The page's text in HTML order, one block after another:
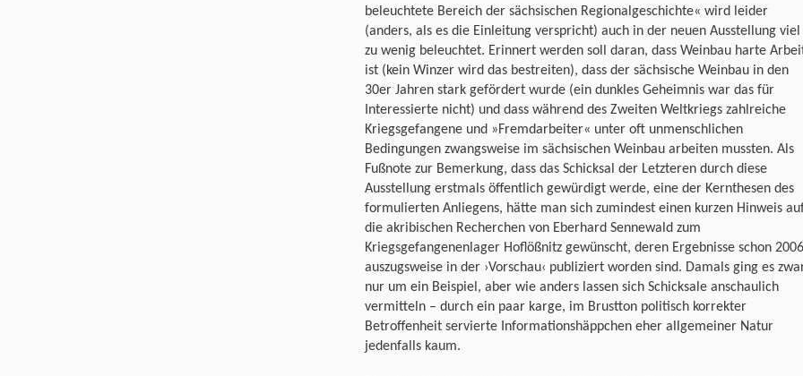
beleuchtete Bereich der sächsischen Regionalgeschichte« wird leider
(anders, als es die Einleitung verspricht) auch in der neuen Ausstellung viel
zu wenig beleuchtet. Erinnert werden soll daran, dass Weinbau harte
ist (kein Winzer wird das bestreiten), dass der sächsische Weinbau in den
30er Jahren stark gefördert wurde (ein dunkles Geheimnis war das für
Interessierte nicht) und dass während des Zweiten Weltkriegs zahlreiche
Kriegsgefangene und »Fremdarbeiter« unter oft unmenschlichen
Bedingungen zwangsweise im sächsischen Weinbau arbeiten mussten. Als
Fußnote zur Bemerkung, dass das Schicksal der Letzteren durch diese
Ausstellung erstmals öffentlich gewürdigt werde, eine der Kernthesen des
formulierten Anliegens, hätte man sich zumindest einen kurzen Hinweis
die akribischen Recherchen von Eberhard Sennewald zum
Kriegsgefangenenlager Hoflößnitz gewünscht, deren Ergebnisse schon 2006
auszugsweise in der ›Vorschau‹ publiziert worden sind. Damals ging es
nur um ein Beispiel, aber wie anders lassen sich Schicksale anschaulich
vermitteln – durch ein paar karge, im Brustton politisch korrekter
Betroffenheit servierte Informationshäppchen eher allgemeiner Natur
jedenfalls kaum.